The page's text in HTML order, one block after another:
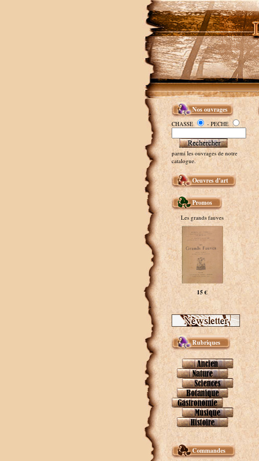
Nos ouvrages
CHASSE - PECHE
parmi les ouvrages de notre
catalogue.
Oeuvres d'art
Promos
Les grands fauves
15 €
Rubriques
Commandes